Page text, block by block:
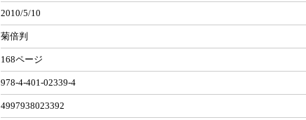
2010/5/10
菊倍判
168ページ
978-4-401-02339-4
4997938023392